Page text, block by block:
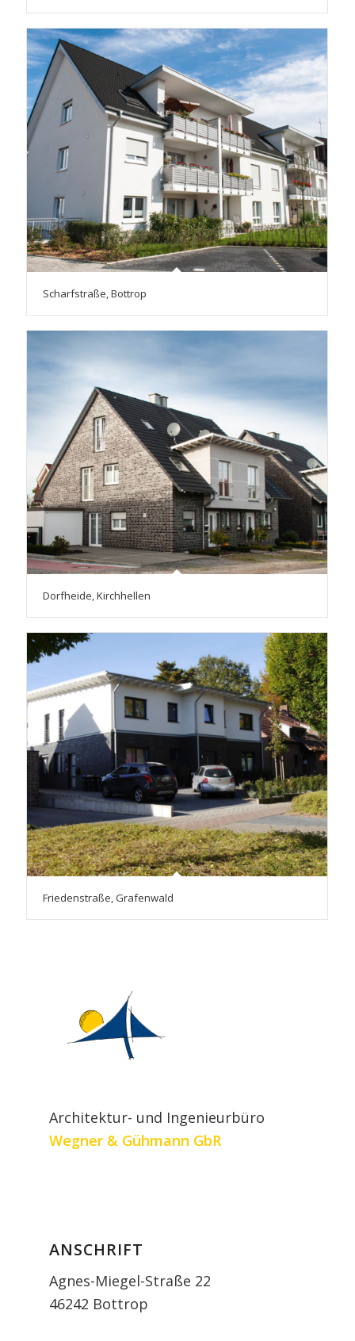
Scharfstraße, Bottrop
Dorfheide, Kirchhellen
Friedenstraße, Grafenwald
Architektur- und Ingenieurbüro
Wegner & Gühmann GbR
ANSCHRIFT
Agnes-Miegel-Straße 22
46242 Bottrop